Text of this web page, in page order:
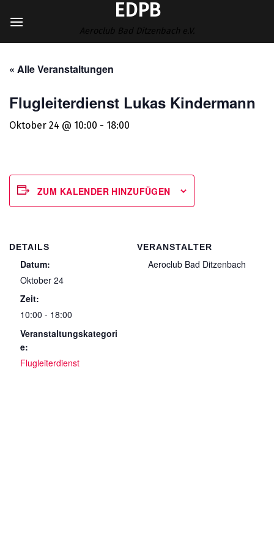
Inhalt
EDPB
Aeroclub Bad Ditzenbach e.V.
« Alle Veranstaltungen
Flugleiterdienst Lukas Kindermann
Oktober 24 @ 10:00 - 18:00
ZUM KALENDER HINZUFÜGEN
DETAILS
Datum:
Oktober 24
Zeit:
10:00 - 18:00
Veranstaltungskategori
e:
Flugleiterdienst
VERANSTALTER
Aeroclub Bad Ditzenbach